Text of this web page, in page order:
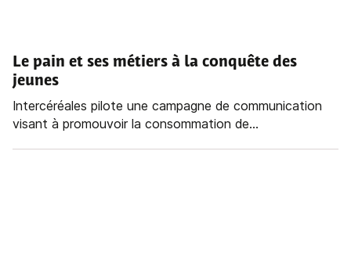
Le pain et ses métiers à la conquête des
jeunes
Intercéréales pilote une campagne de communication
visant à promouvoir la consommation de...